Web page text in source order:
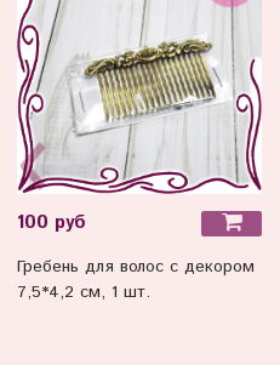
100 руб
Гребень для волос с декором
7,5*4,2 см, 1 шт.